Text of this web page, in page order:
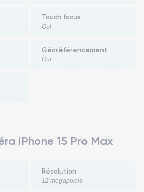
Touch focus
Oui
Géoréférencement
Oui
iPhone 15 Pro Max
Résolution
12 megapixels